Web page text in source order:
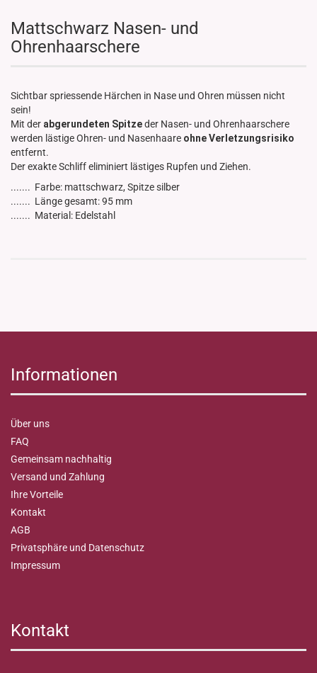
Mattschwarz Nasen- und
Ohrenhaarschere
Sichtbar spriessende Härchen in Nase und Ohren müssen nicht
sein!
Mit der abgerundeten Spitzeder Nasen- und Ohrenhaarschere
werden lästige Ohren- und Nasenhaare ohne Verletzungsrisiko
entfernt.
Der exakte Schliff eliminiert lästiges Rupfen und Ziehen.
....... Farbe: mattschwarz, Spitze silber
....... Länge gesamt: 95 mm
....... Material: Edelstahl
Informationen
Über uns
FAQ
Gemeinsam nachhaltig
Versand und Zahlung
Ihre Vorteile
Kontakt
AGB
Privatsphäre und Datenschutz
Impressum
Kontakt